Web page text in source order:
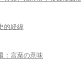
的経緯
：言葉の意味